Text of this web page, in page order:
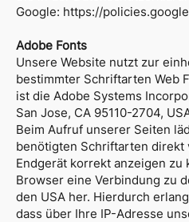
Google: https://
Adobe Fonts
Unsere Website nutzt zur
bestimmter Schriftarten Web
ist die Adobe Systems
San Jose, CA 95110-2704,
Beim Aufruf unserer Seiten
benötigten Schriftarten direkt
Endgerät korrekt anzeigen zu
Browser eine Verbindung zu
den USA her. Hierdurch
dass über Ihre IP-Adresse